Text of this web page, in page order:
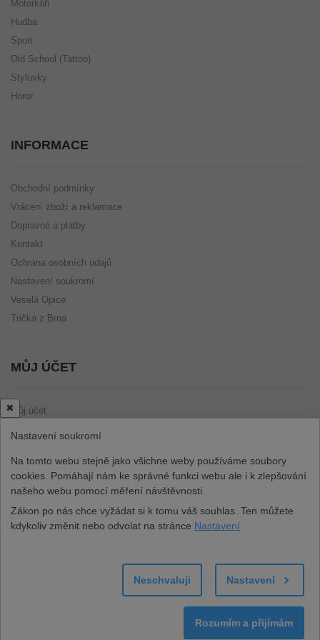
Motorkáři
Hudba
Sport
Old School (Tattoo)
Stylovky
Horor
INFORMACE
Obchodní podmínky
Vrácení zboží a reklamace
Dopravné a platby
Kontakt
Ochrana osobních údajů
Nastavení soukromí
Veselá Opice
Trička z Brna
MŮJ ÚČET
Můj účet
Seznam objednávek
BUĎME V KONTAKTU
© 2013 - 2026 RockBaby s.r.o. | Všechna práva vyhrazena | Uvedené
✖
Nastavení soukromí
Na tomto webu stejně jako všichne weby používáme soubory
cookies. Pomáhají nám ke správné funkci webu ale i k zlepšování
našeho webu pomocí měření návštěvnosti.
Zákon po nás chce vyžádat si k tomu váš souhlas. Ten můžete
kdykoliv změnit nebo odvolat na stránce Nastavení
Neschvaluji Nastavení
Rozumím a přijímám